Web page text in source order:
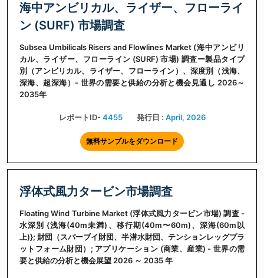
海中アンビリカル、ライザー、フローライ
ン (SURF) 市場調査
Subsea Umbilicals Risers and Flowlines Market (海中アンビリ
カル、ライザー、フローライン (SURF) 市場) 調査ー製品タイプ
別（アンビリカル、ライザー、フローライン）、深度別（浅海、
深海、超深海）- 世界の需要と供給の分析と機会見通し 2026～
2035年
レポートID-4455 発行日 : April, 2026
無料サンプルをダウンロード
浮体式風力タービン市場調査
Floating Wind Turbine Market (浮体式風力タービン市場) 調査 -
水深別 {浅海(40m未満)、移行期(40m〜60m)、深海(60m以
上)}; 財団（スパーブイ財団、半潜水財団、テンションレッグプラ
ットフォーム財団）; アプリケーション (商業、産業) - 世界の需
要と供給の分析と機会展望 2026 ～ 2035 年